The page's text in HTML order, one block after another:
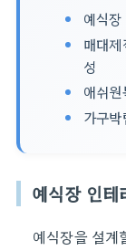
예식
매대
성
애쉬
가구
예식장 인테
예식장을 설계